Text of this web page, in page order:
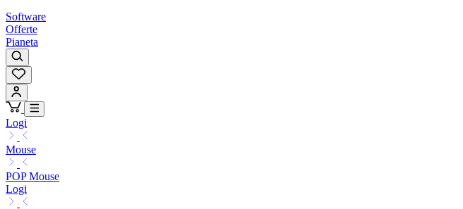
Software
Offerte
Pianeta
Logi
Mouse
POP Mouse
Logi